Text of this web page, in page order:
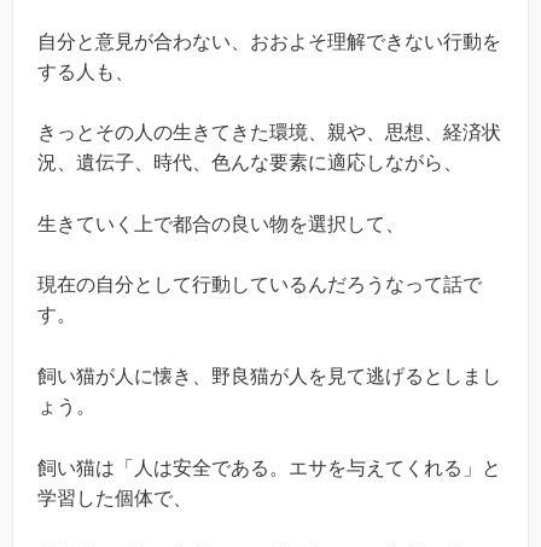
自分と意見が合わない、おおよそ理解できない行動を
する人も、
きっとその人の生きてきた環境、親や、思想、経済状
況、遺伝子、時代、色んな要素に適応しながら、
生きていく上で都合の良い物を選択して、
現在の自分として行動しているんだろうなって話で
す。
飼い猫が人に懐き、野良猫が人を見て逃げるとしまし
ょう。
飼い猫は「人は安全である。エサを与えてくれる」と
学習した個体で、